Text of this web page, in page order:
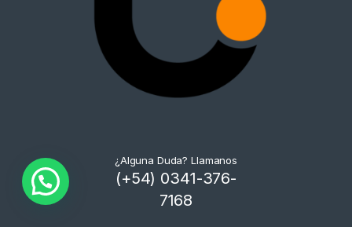
¿Alguna Duda? Llamanos
(+54) 0341-376-
7168